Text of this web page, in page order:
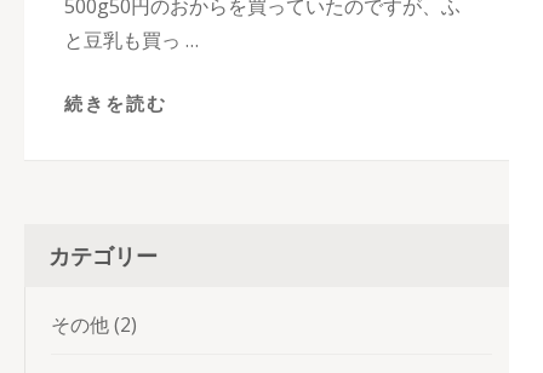
500g50円のおからを買っていたのですが、ふ
と豆乳も買っ …
続きを読む
カテゴリー
その他(2)